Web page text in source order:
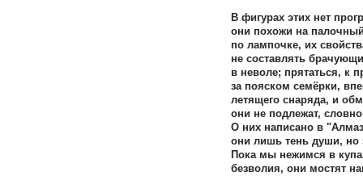
В фигурах этих нет
они похожи на
по лампочке, их
не составлять
в неволе; прятаться, к
за пояском семёрки,
летящего снаряда, и
они не подлежат,
О них написано в
они лишь тень души, но
Пока мы нежимся в
безволия, они мостят